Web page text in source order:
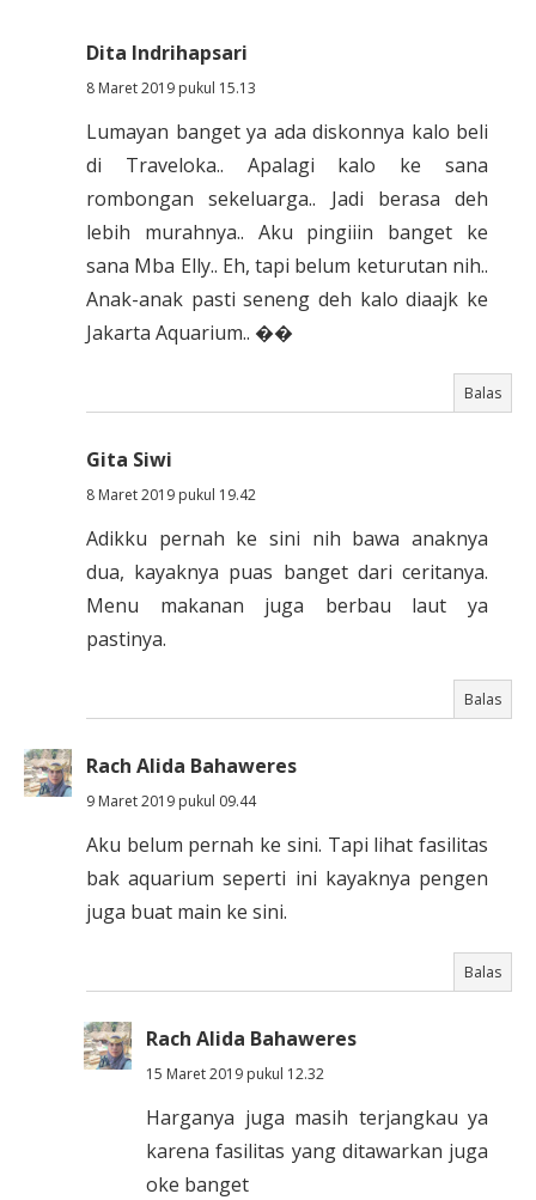
Dita Indrihapsari
8 Maret 2019 pukul 15.13
Lumayan banget ya ada diskonnya kalo beli
di Traveloka.. Apalagi kalo ke sana
rombongan sekeluarga.. Jadi berasa deh
lebih murahnya.. Aku pingiiin banget ke
sana Mba Elly.. Eh, tapi belum keturutan nih..
Anak-anak pasti seneng deh kalo diaajk ke
Jakarta Aquarium.. ��
Balas
Gita Siwi
8 Maret 2019 pukul 19.42
Adikku pernah ke sini nih bawa anaknya
dua, kayaknya puas banget dari ceritanya.
Menu makanan juga berbau laut ya
pastinya.
Balas
Rach Alida Bahaweres
9 Maret 2019 pukul 09.44
Aku belum pernah ke sini. Tapi lihat fasilitas
bak aquarium seperti ini kayaknya pengen
juga buat main ke sini.
Balas
Rach Alida Bahaweres
15 Maret 2019 pukul 12.32
Harganya juga masih terjangkau ya
karena fasilitas yang ditawarkan juga
oke banget